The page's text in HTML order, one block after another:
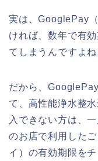
実は、GooglePay
ければ、数年で有
てしまうんですよね
だから、
て、高性能浄水整
入できない方は、
のお店で利用した
イ）の有効期限を